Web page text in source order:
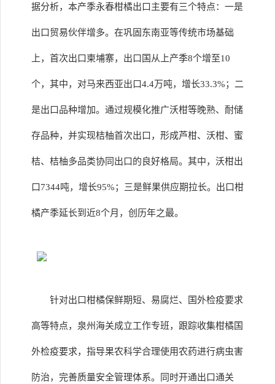
据分析，本产季永春柑橘出口主要有三个特点：一是
出口贸易伙伴增多。在巩固东南亚等传统市场基础
上，首次出口柬埔寨，出口国从上产季8个增至10
个，其中，对马来西亚出口4.4万吨，增长33.3%；二
是出口品种增加。通过规模化推广沃柑等晚熟、耐储
存品种，并实现桔柚首次出口，形成芦柑、沃柑、蜜
桔、桔柚多品类协同出口的良好格局。其中，沃柑出
口7344吨，增长95%；三是鲜果供应期拉长。出口柑
橘产季延长到近8个月，创历年之最。
针对出口柑橘保鲜期短、易腐烂、国外检疫要求
高等特点，泉州海关成立工作专班，跟踪收集柑橘国
外检疫要求，指导果农科学合理使用农药进行病虫害
防治，完善质量安全管理体系。同时开通出口通关